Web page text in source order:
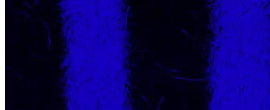
Login
Evenement promoten